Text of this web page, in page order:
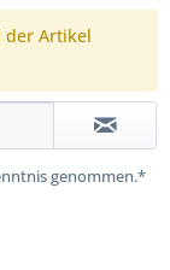
der Artikel
genommen.*